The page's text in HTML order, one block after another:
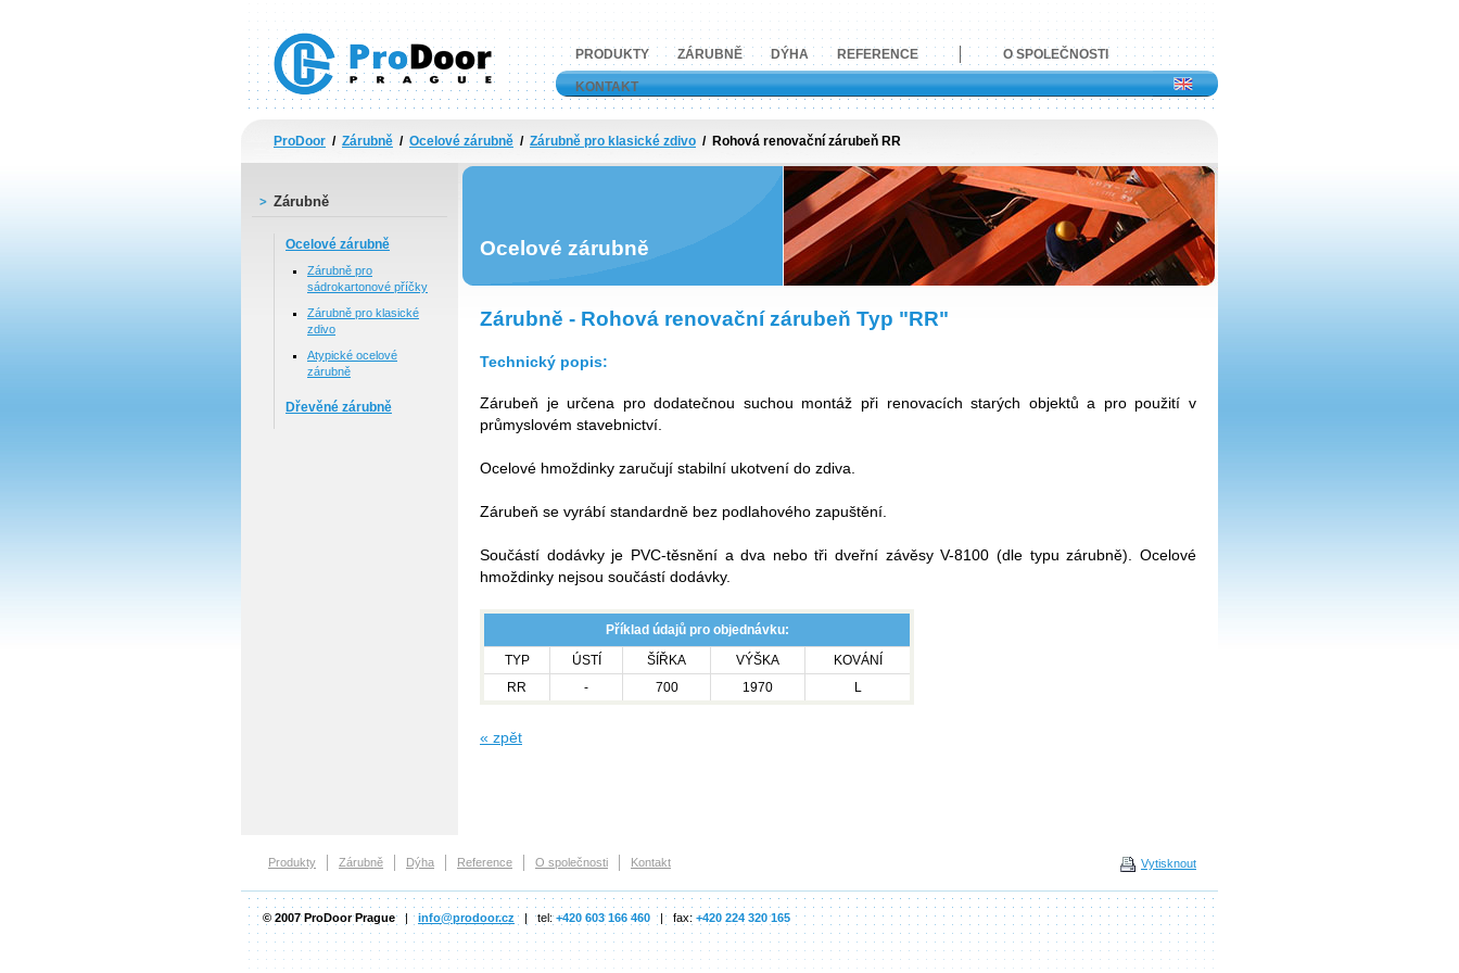
Prodoor - Profesionální dveře a zárubně
ProDoor / Zárubně / Ocelové zárubně / Zárubně pro klasické zdivo / Rohová renovační zárubeň RR
Zárubně
Ocelové zárubně
Zárubně pro
sádrokartonové příčky
Zárubně pro klasické
zdivo
Atypické ocelové
zárubně
Dřevěné zárubně
Ocelové zárubně
Zárubně - Rohová renovační zárubeň Typ "RR"
Technický popis:
Zárubeň je určena pro dodatečnou suchou montáž při renovacích starých objektů a pro použití v
průmyslovém stavebnictví.
Ocelové hmoždinky zaručují stabilní ukotvení do zdiva.
Zárubeň se vyrábí standardně bez podlahového zapuštění.
Součástí dodávky je PVC-těsnění a dva nebo tři dveřní závěsy V-8100 (dle typu zárubně). Ocelové
hmoždinky nejsou součástí dodávky.
Příklad údajů pro objednávku:
TYP
ÚSTÍ ŠÍŘKA VÝŠKA
KOVÁNÍ
RR
- 700 1970 L
« zpět
PRODUKTY ZÁRUBNĚ DÝHA REFERENCE O SPOLEČNOSTI
KONTAKT
Vytisknout
Produkty Zárubně Dýha Reference O společnosti Kontakt
© 2007 ProDoor Prague| info@prodoor.cz | tel:+420 603 166 460 | fax: +420 224 320 165